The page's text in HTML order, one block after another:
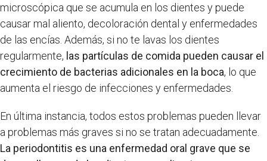
microscópica que se acumula en los dientes y puede
causar mal aliento, decoloración dental y enfermedades
de las encías. Además, si no te lavas los dientes
regularmente, las partículas de comida pueden causar el
crecimiento de bacterias adicionales en la boca, lo que
aumenta el riesgo de infecciones y enfermedades.
En última instancia, todos estos problemas pueden llevar
a problemas más graves si no se tratan adecuadamente.
La periodontitis es una enfermedad oral grave que se